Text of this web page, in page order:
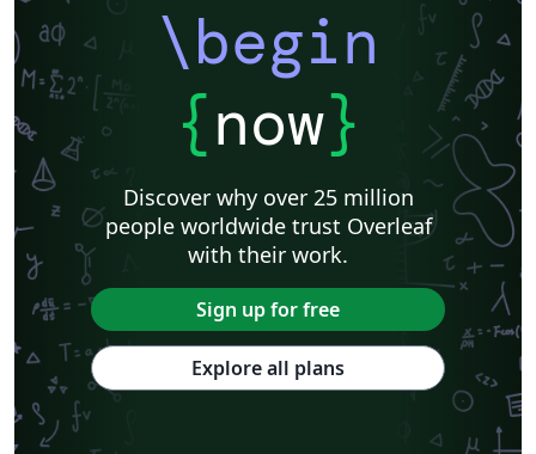
\begin
{now}
Discover why over 25 million
people worldwide trust Overleaf
with their work.
Sign up for free
Explore all plans